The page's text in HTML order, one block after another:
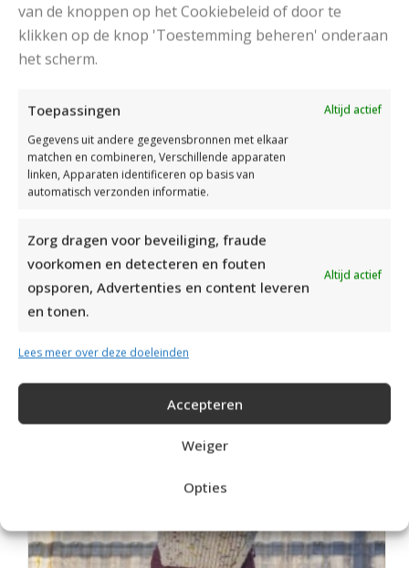
van de knoppen op het Cookiebeleid of door te
klikken op de knop 'Toestemming beheren' onderaan
het scherm.
Toepassingen
Altijd actief
Gegevens uit andere gegevensbronnen met elkaar
matchen en combineren, Verschillende apparaten
linken, Apparaten identificeren op basis van
automatisch verzonden informatie.
Zorg dragen voor beveiliging, fraude
voorkomen en detecteren en fouten
opsporen, Advertenties en content leveren
en tonen.
Altijd actief
Lees meer over deze doeleinden
Accepteren
Weiger
Opties
RECENT POSTS